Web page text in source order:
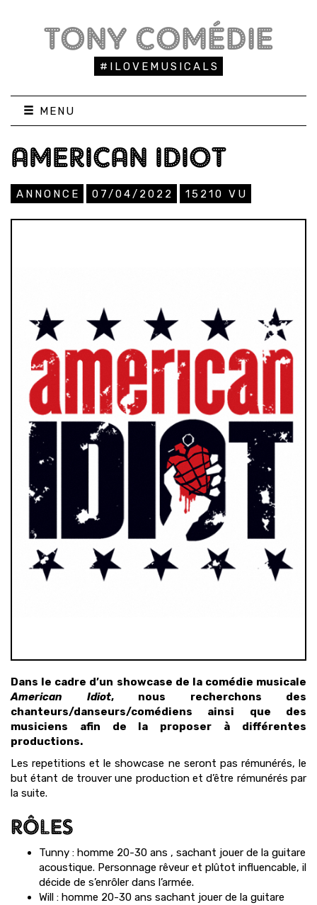
TONY COMÉDIE
#ILOVEMUSICALS
MENU
AMERICAN IDIOT
ANNONCE 07/04/2022 15210 VU
Dans le cadre d’un showcase de la comédie musicale
American Idiot, nous recherchons des
chanteurs/danseurs/comédiens ainsi que des
musiciens afin de la proposer à différentes
productions.
Les repetitions et le showcase ne seront pas rémunérés, le
but étant de trouver une production et d’être rémunérés par
la suite.
RÔLES
Tunny : homme 20-30 ans , sachant jouer de la guitare
acoustique. Personnage rêveur et plûtot influencable, il
décide de s’enrôler dans l’armée.
Will : homme 20-30 ans sachant jouer de la guitare